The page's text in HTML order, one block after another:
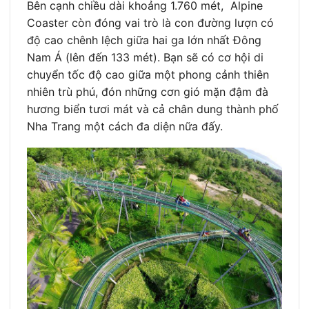
Bên cạnh chiều dài khoảng 1.760 mét, Alpine
Coaster còn đóng vai trò là con đường lượn có
độ cao chênh lệch giữa hai ga lớn nhất Đông
Nam Á (lên đến 133 mét). Bạn sẽ có cơ hội di
chuyển tốc độ cao giữa một phong cảnh thiên
nhiên trù phú, đón những cơn gió mặn đậm đà
hương biển tươi mát và cả chân dung thành phố
Nha Trang một cách đa diện nữa đấy.